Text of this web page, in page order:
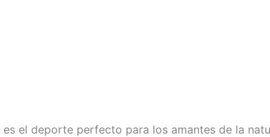
es el deporte perfecto para los amantes de la